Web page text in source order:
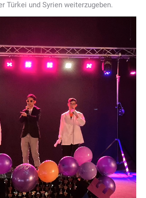
Türkei und Syrien weiterzugeben.